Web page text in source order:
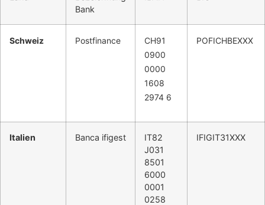
Bank
Schweiz Postfinance
CH91
0900
0000
1608
2974 6
POFICHBEXXX
Italien Banca ifigest
IT82
J031
8501
6000
0001
0258
IFIGIT31XXX